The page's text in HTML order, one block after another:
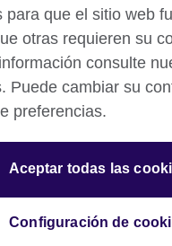
in Mexico are carried out
a not-for-profit entity
including the promotion
the fostering of cultural
the promotion of the English
between the United
international
opportunities.
para que el sitio web
otras requieren su
consulte
Puede cambiar su
preferencias.
Aceptar todas las
Configuración de